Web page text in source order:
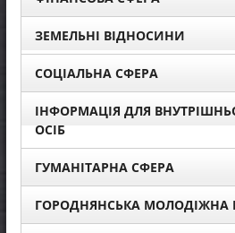
ЗЕМЕЛЬНІ ВІДНОСИНИ
СОЦІАЛЬНА СФЕРА
ІНФОРМАЦІЯ ДЛЯ
ОСІБ
ГУМАНІТАРНА СФЕРА
ГОРОДНЯНСЬКА МОЛОДІЖНА